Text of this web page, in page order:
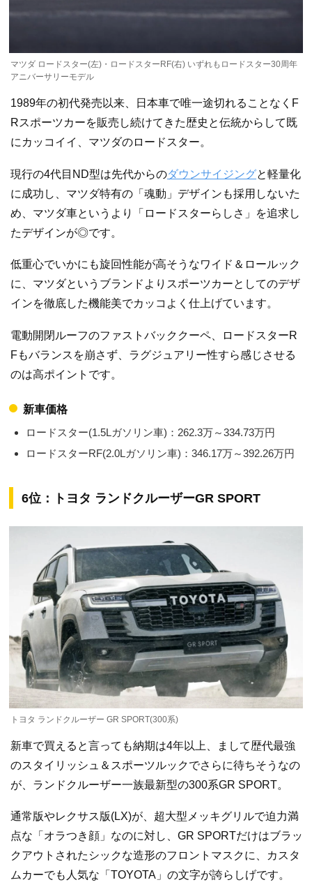
マツダ ロードスター(左)・ロードスターRF(右) いずれもロードスター30周年
アニバーサリーモデル
1989年の初代発売以来、日本車で唯一途切れることなくF
Rスポーツカーを販売し続けてきた歴史と伝統からして既
にカッコイイ、マツダのロードスター。
現行の4代目ND型は先代からのダウンサイジングと軽量化
に成功し、マツダ特有の「魂動」デザインも採用しないた
め、マツダ車というより「ロードスターらしさ」を追求し
たデザインが◎です。
低重心でいかにも旋回性能が高そうなワイド＆ロールック
に、マツダというブランドよりスポーツカーとしてのデザ
インを徹底した機能美でカッコよく仕上げています。
電動開閉ルーフのファストバッククーペ、ロードスターR
Fもバランスを崩さず、ラグジュアリー性すら感じさせる
のは高ポイントです。
新車価格
ロードスター(1.5Lガソリン車)：262.3万～334.73万円
ロードスターRF(2.0Lガソリン車)：346.17万～392.26万円
6位：トヨタ ランドクルーザーGR SPORT
トヨタ ランドクルーザー GR SPORT(300系)
新車で買えると言っても納期は4年以上、まして歴代最強
のスタイリッシュ＆スポーツルックでさらに待ちそうなの
が、ランドクルーザー一族最新型の300系GR SPORT。
通常版やレクサス版(LX)が、超大型メッキグリルで迫力満
点な「オラつき顔」なのに対し、GR SPORTだけはブラッ
クアウトされたシックな造形のフロントマスクに、カスタ
ムカーでも人気な「TOYOTA」の文字が誇らしげです。